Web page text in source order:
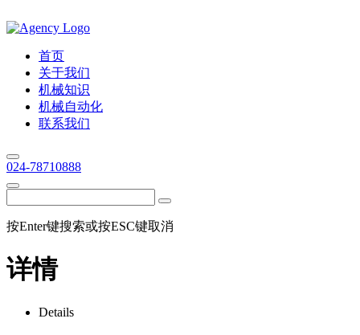
首页
关于我们
机械知识
机械自动化
联系我们
024-78710888
按Enter键搜索或按ESC键取消
详情
Details